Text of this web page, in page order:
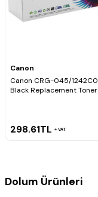
Canon
Canon CRG-045/
Black Replacement Toner
298.61TL VAT
Dolum Ürünleri